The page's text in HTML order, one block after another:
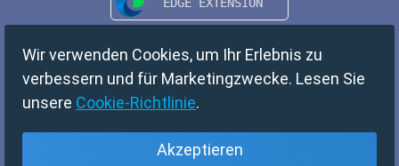
Wir verwenden Cookies, um Ihr Erlebnis zu
verbessern und für Marketingzwecke. Lesen Sie
unsere Cookie-Richtlinie.
Akzeptieren